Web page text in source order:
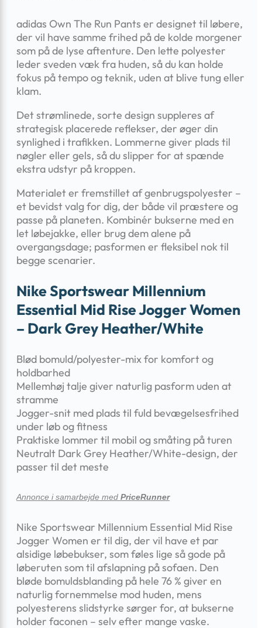
adidas Own The Run Pants er designet til løbere,
der vil have samme frihed på de kolde morgener
som på de lyse aftenture. Den lette polyester
leder sveden væk fra huden, så du kan holde
fokus på tempo og teknik, uden at blive tung eller
klam.
Det strømlinede, sorte design suppleres af
strategisk placerede reflekser, der øger din
synlighed i trafikken. Lommerne giver plads til
nøgler eller gels, så du slipper for at spænde
ekstra udstyr på kroppen.
Materialet er fremstillet af genbrugspolyester –
et bevidst valg for dig, der både vil præstere og
passe på planeten. Kombinér bukserne med en
let løbejakke, eller brug dem alene på
overgangsdage; pasformen er fleksibel nok til
begge scenarier.
Nike Sportswear Millennium
Essential Mid Rise Jogger Women
– Dark Grey Heather/White
Blød bomuld/polyester-mix for komfort og
holdbarhed
Mellemhøj talje giver naturlig pasform uden at
stramme
Jogger-snit med plads til fuld bevægelsesfrihed
under løb og fitness
Praktiske lommer til mobil og småting på turen
Neutralt Dark Grey Heather/White-design, der
passer til det meste
Annonce i samarbejde med PriceRunner
Nike Sportswear Millennium Essential Mid Rise
Jogger Women er til dig, der vil have et par
alsidige løbebukser, som føles lige så gode på
løberuten som til afslapning på sofaen. Den
bløde bomuldsblanding på hele 76 % giver en
naturlig fornemmelse mod huden, mens
polyesterens slidstyrke sørger for, at bukserne
holder faconen – selv efter mange vaske.